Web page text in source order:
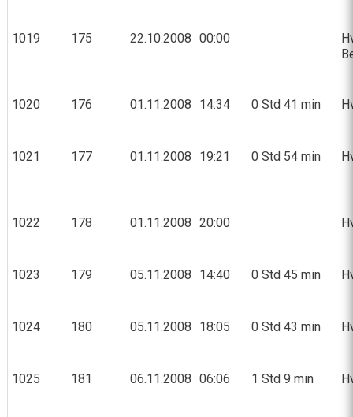
1019 175 22.10.2008 00:00
1020 176 01.11.2008 14:34 0 Std 41 min
1021 177 01.11.2008 19:21 0 Std 54 min
1022 178 01.11.2008 20:00
1023 179 05.11.2008 14:40 0 Std 45 min
1024 180 05.11.2008 18:05 0 Std 43 min
1025 181 06.11.2008 06:06 1 Std 9 min